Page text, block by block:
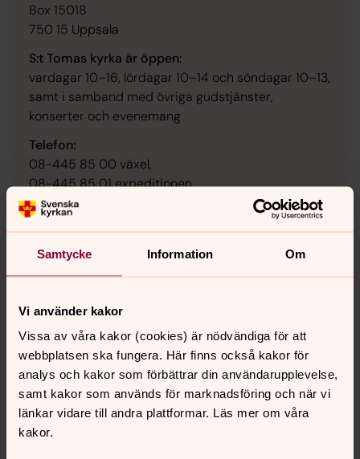
Samtycke Information Om
Vi använder kakor
Vissa av våra kakor (cookies) är nödvändiga för att
webbplatsen ska fungera. Här finns också kakor för
analys och kakor som förbättrar din användarupplevelse,
samt kakor som används för marknadsföring och när vi
länkar vidare till andra plattformar. Läs mer om våra
kakor.
Box 15018
750 15 Uppsala​
S:t Tomas kyrka är öppen:
vardagar 10–16, lördagar 10–14 och söndagar 10–13,
samt i samband med övriga gudstjänster,
konserter och evenemang
Telefon:
08-445 85 00 växel,
08-445 85 01 expeditionen
Fax: 08-445 85 25
Tel: 08-445 85 01
Ni kan även skicka ett mail på:
Telefontider: måndag, tisdag och torsdag klockan
9-12, fredag klockan 10–12.